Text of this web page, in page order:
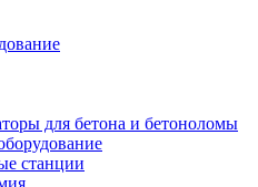
для бетона и бетоноломы
станции